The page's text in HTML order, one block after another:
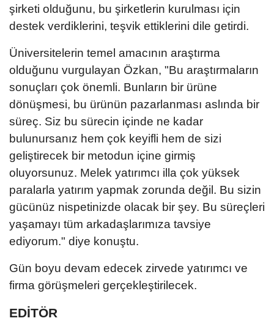
şirketi olduğunu, bu şirketlerin kurulması için
destek verdiklerini, teşvik ettiklerini dile getirdi.
Üniversitelerin temel amacının araştırma
olduğunu vurgulayan Özkan, "Bu araştırmaların
sonuçları çok önemli. Bunların bir ürüne
dönüşmesi, bu ürünün pazarlanması aslında bir
süreç. Siz bu sürecin içinde ne kadar
bulunursanız hem çok keyifli hem de sizi
geliştirecek bir metodun içine girmiş
oluyorsunuz. Melek yatırımcı illa çok yüksek
paralarla yatırım yapmak zorunda değil. Bu sizin
gücünüz nispetinizde olacak bir şey. Bu süreçleri
yaşamayı tüm arkadaşlarımıza tavsiye
ediyorum." diye konuştu.
Gün boyu devam edecek zirvede yatırımcı ve
firma görüşmeleri gerçekleştirilecek.
EDİTÖR